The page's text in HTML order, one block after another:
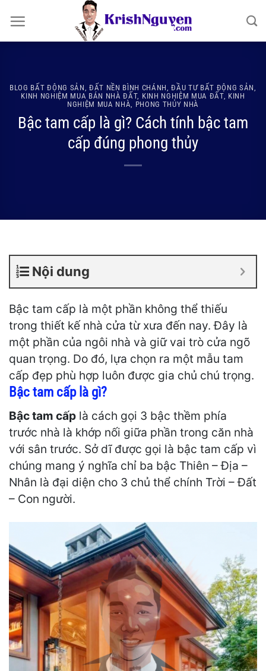
qua
nội
BLOG BẤT ĐỘNG SẢN ĐẤT NỀN BÌNH CHÁNH ,ĐẦU TƯ BẤT ĐỘNG SẢN
KINH NGHIỆM MUA BÁN NHÀ ĐẤT, KINH NGHIỆM MUA ĐẤT, KINH
NGHIỆM MUA NHÀ
PHONG THỦY NHÀ
Bậc tam cấp là gì? Cách tính bậc tam
cấp đúng phong thủy
Nội dung
Bậc tam cấp là một phần không thể thiếu
trong thiết kế nhà cửa từ xưa đến nay. Đây là
một phần của ngôi nhà và giữ vai trò cửa ngõ
quan trọng. Do đó, lựa chọn ra một mẫu tam
cấp đẹp phù hợp luôn được gia chủ chú trọng.
Bậc tam cấp là gì?
Bậc tam cấp là cách gọi 3 bậc thềm phía
trước nhà là khớp nối giữa phần trong căn nhà
với sân trước. Sở dĩ được gọi là bậc tam cấp vì
chúng mang ý nghĩa chỉ ba bậc Thiên – Địa –
Nhân là đại diện cho 3 chủ thể chính Trời – Đất
– Con người.